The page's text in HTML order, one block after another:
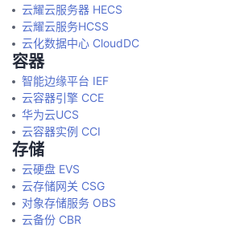
云耀云服务器 HECS
云耀云服务HCSS
云化数据中心 CloudDC
容器
智能边缘平台 IEF
云容器引擎 CCE
华为云UCS
云容器实例 CCI
存储
云硬盘 EVS
云存储网关 CSG
对象存储服务 OBS
云备份 CBR